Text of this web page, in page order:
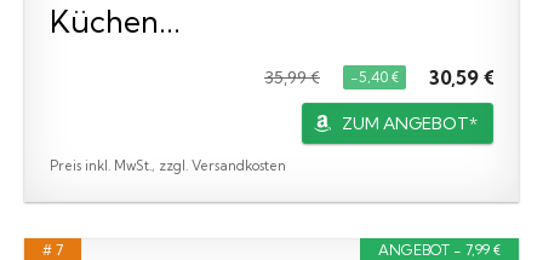
Küchen...
35,99 € −5,40 € 30,59 €
ZUM ANGEBOT*
Preis inkl. MwSt., zzgl. Versandkosten
ANGEBOT - 7,99 €
# 7